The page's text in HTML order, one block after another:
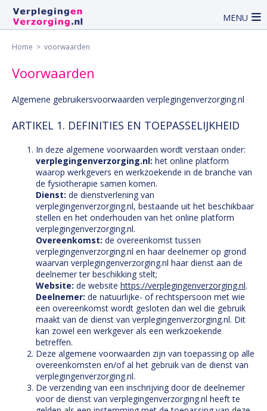
MENU
Home > voorwaarden
Voorwaarden
Algemene gebruikersvoorwaarden verplegingenverzorging.nl
ARTIKEL 1. DEFINITIES EN TOEPASSELIJKHEID
In deze algemene voorwaarden wordt verstaan onder:
verplegingenverzorging.nl: het online platform
waarop werkgevers en werkzoekende in de branche van
de fysiotherapie samen komen.
Dienst: de dienstverlening van
verplegingenverzorging.nl, bestaande uit het beschikbaar
stellen en het onderhouden van het online platform
verplegingenverzorging.nl.
Overeenkomst: de overeenkomst tussen
verplegingenverzorging.nl en haar deelnemer op grond
waarvan verplegingenverzorging.nl haar dienst aan de
deelnemer ter beschikking stelt;
Website: de website https://verplegingenverzorging.nl.
Deelnemer: de natuurlijke- of rechtspersoon met wie
een overeenkomst wordt gesloten dan wel die gebruik
maakt van de dienst van verplegingenverzorging.nl. Dit
kan zowel een werkgever als een werkzoekende
betreffen.
Deze algemene voorwaarden zijn van toepassing op alle
overeenkomsten en/of al het gebruik van de dienst van
verplegingenverzorging.nl.
De verzending van een inschrijving door de deelnemer
voor de dienst van verplegingenverzorging.nl heeft te